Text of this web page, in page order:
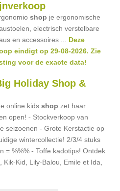
shop je ergonomische
electrisch verstelbare
en accessoires ... Deze
eindigt op 29-08-2026. Zie
voor de exacte data!
Holiday Shop &
online kidsshop zet haar
open! - Stockverkoop van
seizoenen - Grote Kerstactie op
wintercollectie! 2/3/4 stuks
= %%% - Toffe kadotips! Ontdek
Kid, Lily-Balou, Emile et Ida,